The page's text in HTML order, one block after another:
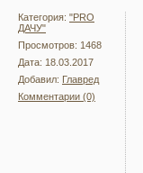
Категория: "PRO
ДАЧУ"
Просмотров: 1468
Дата: 18.03.2017
Добавил: Главред
Комментарии (0)